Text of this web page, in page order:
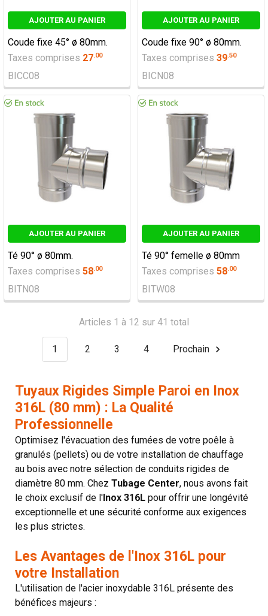
AJOUTER AU PANIER
Coude fixe 45° ø 80mm.
Taxes comprises 27.00
BICC08
AJOUTER AU PANIER
Coude fixe 90° ø 80mm.
Taxes comprises 39.50
BICN08
AJOUTER AU PANIER
Té 90° ø 80mm.
Taxes comprises 58.00
BITN08
AJOUTER AU PANIER
Té 90° femelle ø 80mm
Taxes comprises 58.00
BITW08
Articles 1 à 12 sur 41 total
1 2 3 4 Prochain
Tuyaux Rigides Simple Paroi en Inox
316L (80 mm) : La Qualité
Professionnelle
Optimisez l'évacuation des fumées de votre poêle à
granulés (pellets) ou de votre installation de chauffage
au bois avec notre sélection de conduits rigides de
diamètre 80 mm. Chez Tubage Center, nous avons fait
le choix exclusif de l'Inox 316L pour offrir une longévité
exceptionnelle et une sécurité conforme aux exigences
les plus strictes.
Les Avantages de l'Inox 316L pour
votre Installation
L'utilisation de l'acier inoxydable 316L présente des
bénéfices majeurs :